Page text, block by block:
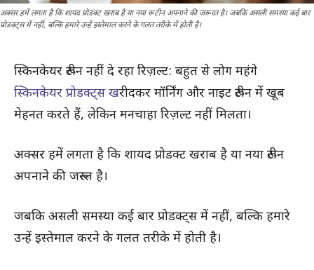
अक्सर हमें लगता है कि शायद प्रोडक्ट खराब है या नया रूटीन अपनाने की जरूरत है। जबकि असली समस्या कई बार
प्रोडक्ट्स में नहीं, बल्कि हमारे उन्हें इस्तेमाल करने के गलत तरीके में होती है।
स्किनकेयर रूटीन नहीं दे रहा रिज़ल्ट: बहुत से लोग महंगे
स्किनकेयर प्रोडक्ट्स खरीदकर मॉर्निंग और नाइट रूटीन में खूब
मेहनत करते हैं, लेकिन मनचाहा रिज़ल्ट नहीं मिलता।
अक्सर हमें लगता है कि शायद प्रोडक्ट खराब है या नया रूटीन
अपनाने की जरूरत है।
जबकि असली समस्या कई बार प्रोडक्ट्स में नहीं, बल्कि हमारे
उन्हें इस्तेमाल करने के गलत तरीके में होती है।